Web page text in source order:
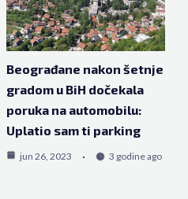
Beograđane nakon šetnje
gradom u BiH dočekala
poruka na automobilu:
Uplatio sam ti parking
jun 26, 2023 3 godine ago